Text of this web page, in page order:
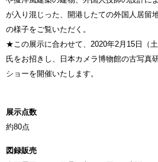
が入り混じった、開港したての外国人居留
の様子をご覧いただく。
★この展示に合わせて、2020年2月15日（
氏をお招きし、日本カメラ博物館の古写真
ショーを開催いたします。
展示点数
約80点
図録販売